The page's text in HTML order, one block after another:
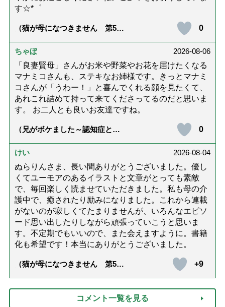
す☆*゜
（猫が母になつきません 第500
0
ちゃぼ
2026-08-06
「良妻賢母」さんがお米や野菜やお花を届けたくなる
マナミコさんも、ステキなお姉様です。きっとマナミ
コさんが「うわー！」と喜んでくれる顔を見たくて、
あれこれ詰めて持って来てくださってるのだと思いま
す。 お二人とも良いお友達ですね。
（兄がボケました～認知症と介
達』が届きました」）
0
けい
2026-08-04
ぬらりんさま、長い間ありがとうございました。優し
くてユーモアのあるイラストと文章がとっても素敵
で、毎回楽しく読ませていただきました。私も母の介
護中で、癒されたり励みになりました。これから連載
がないのが寂しくてたまりませんが、いろんなエピソ
ード思い出したりしながら頑張っていこうと思いま
す。不定期でもいいので、また会えますように。書籍
化も希望です！本当にありがとうございました。
（猫が母になつきません 第500
+9
コメント一覧を見る